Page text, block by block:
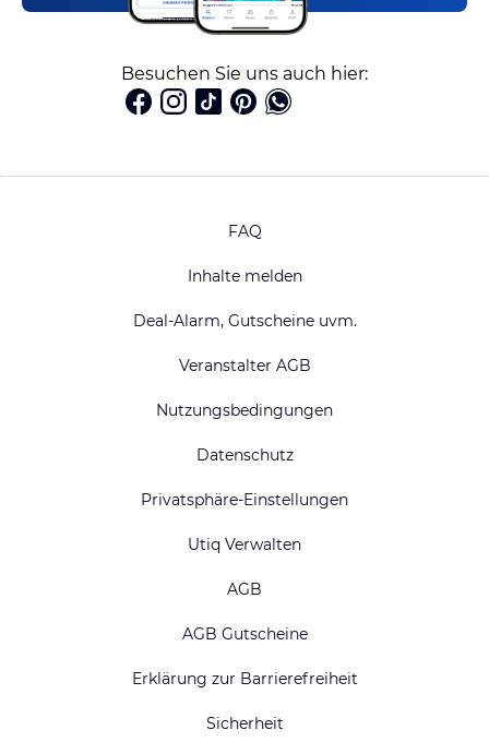
Besuchen Sie uns auch hier:
FAQ
Inhalte melden
Deal-Alarm, Gutscheine uvm.
Veranstalter AGB
Nutzungsbedingungen
Datenschutz
Privatsphäre-Einstellungen
Utiq Verwalten
AGB
AGB Gutscheine
Erklärung zur Barrierefreiheit
Sicherheit